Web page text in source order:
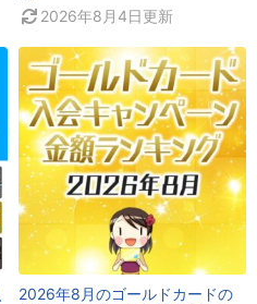
2026年8月4日更新
2026年8月のゴールドカードの